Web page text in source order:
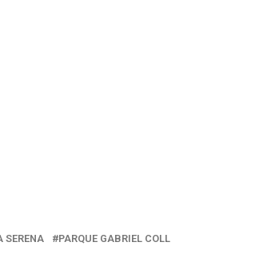
SERENA PARQUE GABRIEL COLL